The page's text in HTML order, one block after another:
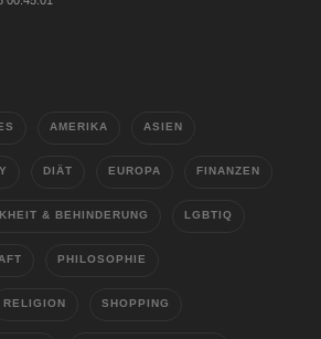
AMERIKA ASIEN
DIÄT EUROPA FINANZEN
& BEHINDERUNG LGBTIQ
PHILOSOPHIE
RELIGION SHOPPING